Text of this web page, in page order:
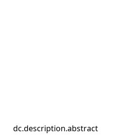
dc.description.abstract